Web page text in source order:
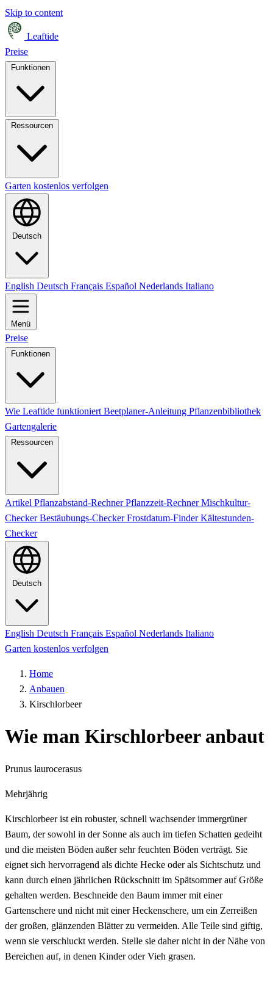
Skip to content
Leaftide
Preise
Garten kostenlos verfolgen
Deutsch
English Deutsch Français Español Nederlands Italiano
Menü
Preise
Funktionen
Wie Leaftide funktioniert Beetplaner-Anleitung Pflanzenbibliothek
Gartengalerie
Ressourcen
Artikel Pflanzabstand-RechnerPflanzzeit-RechnerMischkultur-
CheckerBestäubungs-CheckerFrostdatum-FinderKältestunden-
Checker
Deutsch
English Deutsch Français Español Nederlands Italiano
Garten kostenlos verfolgen
Home
Anbauen
Kirschlorbeer
Wie man Kirschlorbeer anbaut
Prunus laurocerasus
Mehrjährig
Kirschlorbeer ist ein robuster, schnell wachsender immergrüner
Baum, der sowohl in der Sonne als auch im tiefen Schatten gedeiht
und die meisten Böden außer sehr feuchten Böden verträgt. Sie
eignet sich hervorragend als dichte Hecke oder als Sichtschutz und
kann durch einen jährlichen Rückschnitt im Spätsommer auf Größe
gehalten werden. Beschneide den Baum immer mit einer
Gartenschere und nicht mit einer Heckenschere, um ein Zerreißen
der großen, glänzenden Blätter zu vermeiden. Alle Teile sind giftig,
wenn sie verschluckt werden. Stelle sie daher nicht in der Nähe von
Bereichen auf, in denen Kinder oder Vieh grasen.